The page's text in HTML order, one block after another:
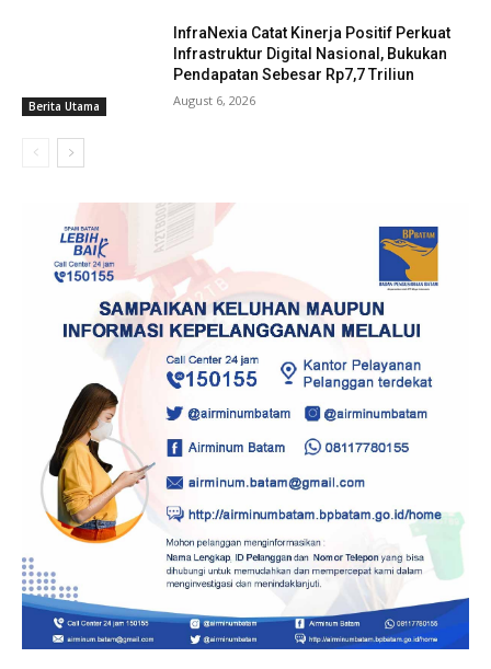
Berita Utama
InfraNexia Catat Kinerja Positif Perkuat
Infrastruktur Digital Nasional, Bukukan
Pendapatan Sebesar Rp7,7 Triliun
August 6, 2026